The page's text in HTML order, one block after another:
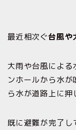
最近相次ぐ台風や
大雨や台風による
ンホールから水
ら水が道路上に押
既に避難が完了